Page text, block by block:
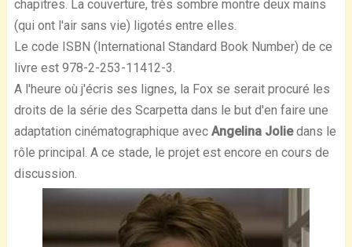
chapitres. La couverture, très sombre montre deux mains
(qui ont l'air sans vie) ligotés entre elles.
Le code ISBN (International Standard Book Number) de ce
livre est 978-2-253-11412-3.
A l'heure où j'écris ses lignes, la Fox se serait procuré les
droits de la série des Scarpetta dans le but d'en faire une
adaptation cinématographique avec Angelina Joliedans le
rôle principal. A ce stade, le projet est encore en cours de
discussion.